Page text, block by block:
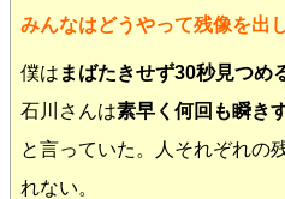
みんなはどうやって残像を出
僕は まばたきせず30秒見つめ
石川さんは素早く何回も瞬き
と言っていた。人それぞれの
れない。